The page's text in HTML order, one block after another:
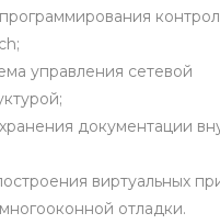
управления сетевой
документации
виртуальных
отладки.